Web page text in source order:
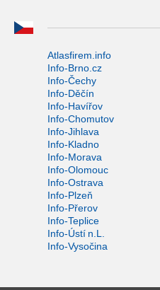
Atlasfirem.info
Info-Brno.cz
Info-Čechy
Info-Děčín
Info-Havířov
Info-Chomutov
Info-Jihlava
Info-Kladno
Info-Morava
Info-Olomouc
Info-Ostrava
Info-Plzeň
Info-Přerov
Info-Teplice
Info-Ústí n.L.
Info-Vysočina